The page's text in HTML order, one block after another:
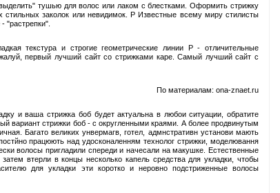
тушью для волос или лаком с блестками. Оформить стрижку
заколок или невидимок. P Известные всему миру стилисты
"растрепки".
текстура и строгие геометрические линии P - отличительные
первый лучший сайт со стрижками каре. Самый лучший сайт с
По материалам: ona-znaet.ru
и ваша стрижка боб будет актуальна в любои ситуации, обратите
вариант стрижки боб - с округленными краями. А более продвинутым
Багато великих унвермагв, готел, адмнстративн установи мають
працюють над удосконаленням технолог стрижки, моделювання
волосы пригладили спереди и начесали на макушке. Естественные
втерли в концы несколько капель средства для укладки, чтобы
для укладки эти коротко и неровно подстриженные волосы